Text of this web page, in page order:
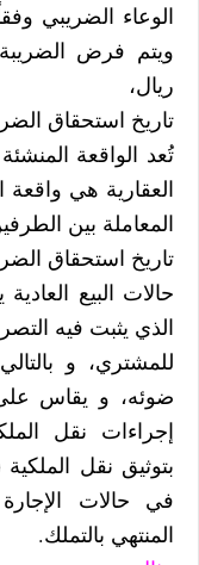
ويتم فرض
ريال،
تاريخ استحقاق
تُعد الواقعة
العقارية هي واقعة
المعاملة بين
تاريخ استحقاق
حالات البيع
الذي يثبت فيه
للمشتري، و
ضوئه، و يقاس
إجراءات نقل
بتوثيق نقل الملكية
في حالات الإجارة
المنتهي بالتملك.